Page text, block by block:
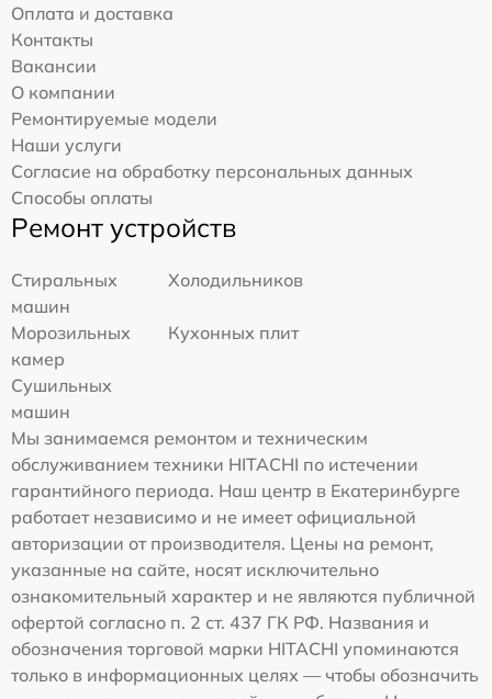
Оплата и доставка
Контакты
Вакансии
О компании
Ремонтируемые модели
Наши услуги
Согласие на обработку персональных данных
Способы оплаты
Ремонт устройств
Стиральных
машин
Холодильников
Морозильных
камер
Кухонных плит
Сушильных
машин
Мы занимаемся ремонтом и техническим
обслуживанием техники HITACHI по истечении
гарантийного периода. Наш центр в Екатеринбурге
работает независимо и не имеет официальной
авторизации от производителя. Цены на ремонт,
указанные на сайте, носят исключительно
ознакомительный характер и не являются публичной
офертой согласно п. 2 ст. 437 ГК РФ. Названия и
обозначения торговой марки HITACHI упоминаются
только в информационных целях — чтобы обозначить